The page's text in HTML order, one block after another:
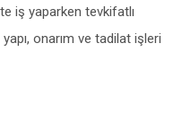
iş yaparken tevkifatlı
onarım ve tadilat işleri